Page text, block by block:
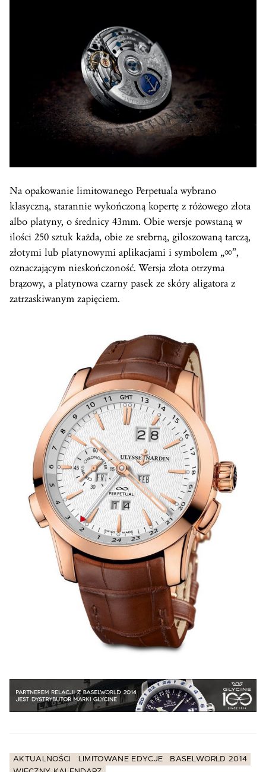
Na opakowanie limitowanego Perpetuala wybrano
klasyczną, starannie wykończoną kopertę z różowego złota
albo platyny, o średnicy 43mm. Obie wersje powstaną w
ilości 250 sztuk każda, obie ze srebrną, giloszowaną tarczą,
złotymi lub platynowymi aplikacjami i symbolem „∞”,
oznaczającym nieskończoność. Wersja złota otrzyma
brązowy, a platynowa czarny pasek ze skóry aligatora z
zatrzaskiwanym zapięciem.
AKTUALNOŚCI LIMITOWANE EDYCJE
BASELWORLD 2014